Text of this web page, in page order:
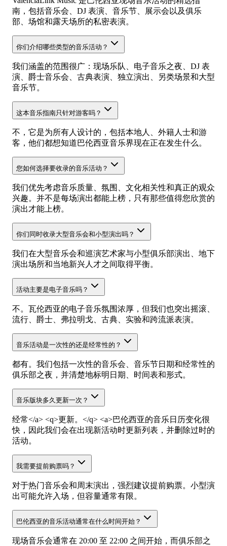
南，包括音乐会、DJ 表演、音乐节、展示会以及俱乐
部、场馆和露天场所的私密表演。
你们介绍哪些类型的音乐活动？
我们涵盖的范围很广：现场乐队、电子音乐之夜、DJ 表
演、爵士音乐会、古典表演、独立演出、另类场景和大型
音乐节。
这本音乐指南只针对游客吗？
不，它是为所有人设计的，包括本地人、外籍人士和游
客，他们都想知道巴伦西亚音乐界现在正在发生什么。
您如何选择要收录的音乐活动？
我们优先考虑音乐质量、氛围、文化相关性和真正的观众
兴趣。并不是每场演出都能上榜，只有那些值得您欣赏的
演出才能上榜。
你们同时收录大型音乐会和小型演出吗？
我们在大型音乐会和巡演艺术家与小型俱乐部演出、地下
演出场所和当地新兴人才之间取得平衡。
活动主要是电子音乐吗？
不。瓦伦西亚的电子音乐氛围浓厚，但我们也突出摇滚、
流行、爵士、弗拉明戈、古典、实验和跨流派表演。
音乐活动是一次性的还是经常性的？
都有。我们包括一次性的音乐会、音乐节日期和经常性的
俱乐部之夜，并清楚地标明日期、时间表和形式。
音乐版块多久更新一次？
经常</a> <q>更新。</q> <a>巴伦西亚的音乐日历变化很
快，因此我们会在出现新活动时更新列表，并删除过时的
活动。
我需要提前购票吗？
对于热门音乐会和周末演出，强烈建议提前购票。小型演
出可能允许入场，但容量通常有限。
巴伦西亚的音乐活动通常在什么时间开始？
现场音乐会通常在 20:00 至 22:00 之间开始，而俱乐部之